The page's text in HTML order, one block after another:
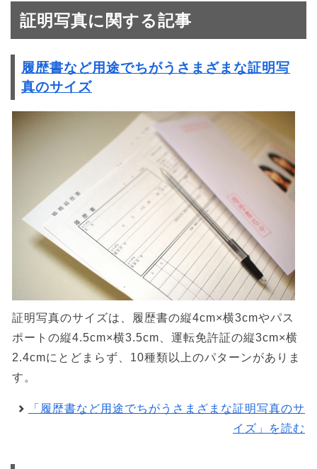
証明写真に関する記事
履歴書など用途でちがうさまざまな証明写
真のサイズ
証明写真のサイズは、履歴書の縦4cm×横3cmやパス
ポートの縦4.5cm×横3.5cm、運転免許証の縦3cm×横
2.4cmにとどまらず、10種類以上のパターンがありま
す。
「履歴書など用途でちがうさまざまな証明写真のサ
イズ」を読む